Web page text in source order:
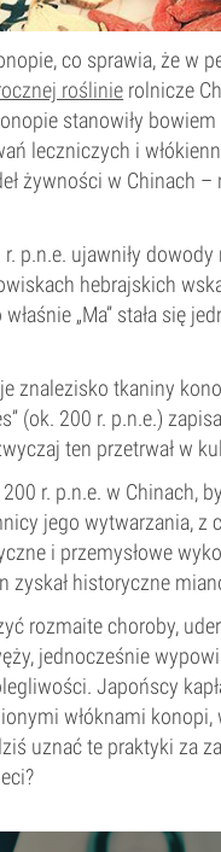
co sprawia, że w
roślinie rolnicze
stanowiły
leczniczych i
żywności w Chinach
p.n.e. ujawniły
hebrajskich
„Ma” stała się
znalezisko tkaniny
(ok. 200 r. p.n.e.)
ten przetrwał w
r. p.n.e. w Chinach,
jego wytwarzania, z
i przemysłowe
historyczne
rozmaite choroby,
jednocześnie
Japońscy
włóknami konopi,
uznać te praktyki za